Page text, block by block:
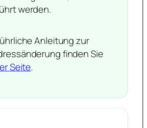
werden.
Anleitung zur
finden Sie
Seite.